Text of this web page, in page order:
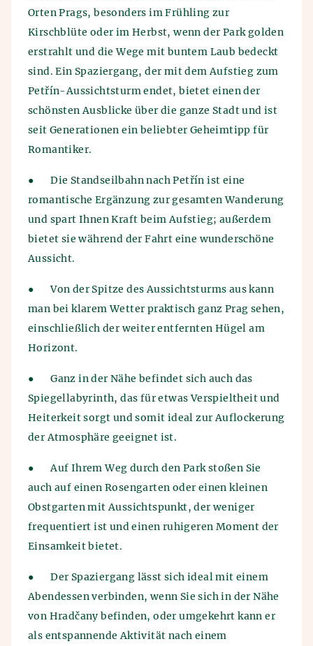
Orten Prags, besonders im Frühling zur
Kirschblüte oder im Herbst, wenn der Park golden
erstrahlt und die Wege mit buntem Laub bedeckt
sind. Ein Spaziergang, der mit dem Aufstieg zum
Petřín-Aussichtsturm endet, bietet einen der
schönsten Ausblicke über die ganze Stadt und ist
seit Generationen ein beliebter Geheimtipp für
Romantiker.
●
Die Standseilbahn nach Petřín ist eine
romantische Ergänzung zur gesamten Wanderung
und spart Ihnen Kraft beim Aufstieg; außerdem
bietet sie während der Fahrt eine wunderschöne
Aussicht.
●
Von der Spitze des Aussichtsturms aus kann
man bei klarem Wetter praktisch ganz Prag sehen,
einschließlich der weiter entfernten Hügel am
Horizont.
●
Ganz in der Nähe befindet sich auch das
Spiegellabyrinth, das für etwas Verspieltheit und
Heiterkeit sorgt und somit ideal zur Auflockerung
der Atmosphäre geeignet ist.
●
Auf Ihrem Weg durch den Park stoßen Sie
auch auf einen Rosengarten oder einen kleinen
Obstgarten mit Aussichtspunkt, der weniger
frequentiert ist und einen ruhigeren Moment der
Einsamkeit bietet.
●
Der Spaziergang lässt sich ideal mit einem
Abendessen verbinden, wenn Sie sich in der Nähe
von Hradčany befinden, oder umgekehrt kann er
als entspannende Aktivität nach einem